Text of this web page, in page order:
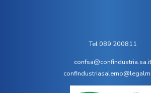
Tel 089 200811
confsa@confindustria.sa.it